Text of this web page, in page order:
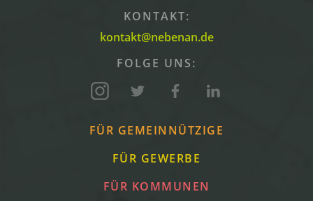
KONTAKT:
kontakt@nebenan.de
FOLGE UNS:
FÜR GEMEINNÜTZIGE
FÜR GEWERBE
FÜR KOMMUNEN